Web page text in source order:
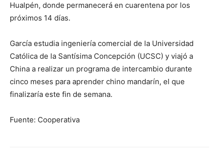
Hualpén, donde permanecerá en cuarentena por los
próximos 14 días.
García estudia ingeniería comercial de la Universidad
Católica de la Santísima Concepción (UCSC) y viajó a
China a realizar un programa de intercambio durante
cinco meses para aprender chino mandarín, el que
finalizaría este fin de semana.
Fuente: Cooperativa